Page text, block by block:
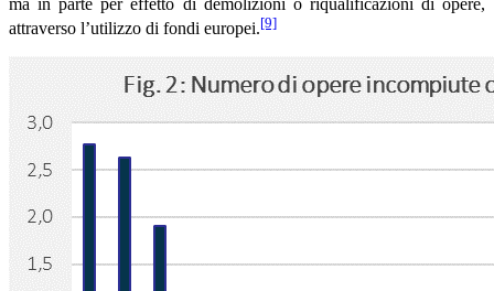
attraverso l’utilizzo di fondi europei.[9]